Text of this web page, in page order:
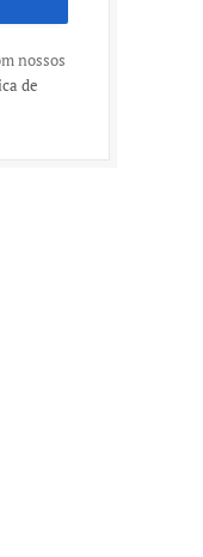
nossos
de